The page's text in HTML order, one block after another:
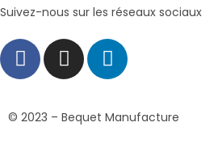
Suivez-nous sur les réseaux sociaux
© 2023 – Bequet Manufacture